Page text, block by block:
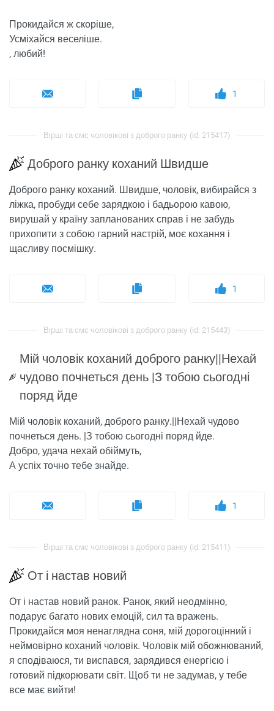
Прокидайся ж скоріше,
Усміхайся веселіше.
, любий!
1
Вірші та смс чоловікові з доброго ранку (id: 215417)
Доброго ранку коханий Швидше
Доброго ранку коханий. Швидше, чоловік, вибирайся з
ліжка, пробуди себе зарядкою і бадьорою кавою,
вирушай у країну запланованих справ і не забудь
прихопити з собою гарний настрій, моє кохання і
щасливу посмішку.
1
Вірші та смс чоловікові з доброго ранку (id: 215443)
Мій чоловік коханий доброго ранку||Нехай
чудово почнеться день |З тобою сьогодні
поряд йде
Мій чоловік коханий, доброго ранку.||Нехай чудово
почнеться день. |З тобою сьогодні поряд йде.
Добро, удача нехай обіймуть,
А успіх точно тебе знайде.
1
Вірші та смс чоловікові з доброго ранку (id: 215411)
От і настав новий
От і настав новий ранок. Ранок, який неодмінно,
подарує багато нових емоцій, сил та вражень.
Прокидайся моя ненаглядна соня, мій дорогоцінний і
неймовірно коханий чоловік. Чоловік мій обожнюваний,
я сподіваюся, ти виспався, зарядився енергією і
готовий підкорювати світ. Щоб ти не задумав, у тебе
все має вийти!